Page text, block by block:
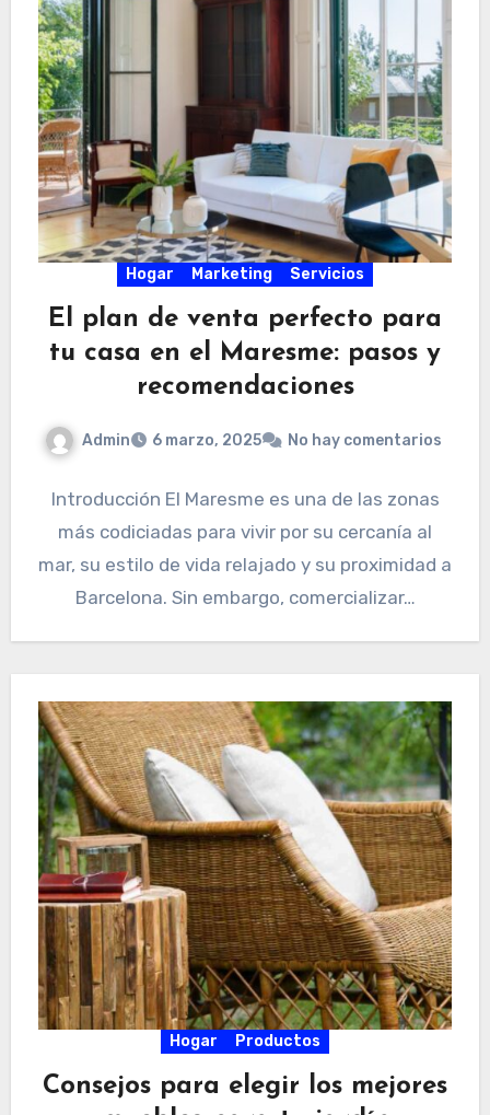
Hogar Marketing Servicios
El plan de venta perfecto para
tu casa en el Maresme: pasos y
recomendaciones
Admin 6 marzo, 2025 No hay comentarios
Introducción El Maresme es una de las zonas
más codiciadas para vivir por su cercanía al
mar, su estilo de vida relajado y su proximidad a
Barcelona. Sin embargo, comercializar…
Hogar Productos
Consejos para elegir los mejores